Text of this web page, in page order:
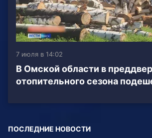
7 июля в 14:02
В Омской области в
отопительного сезона
ПОСЛЕДНИЕ НОВОСТИ